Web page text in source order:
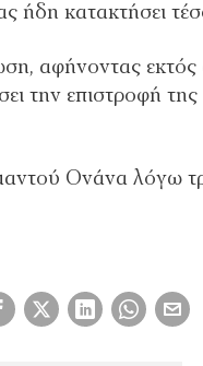
ήδη κατακτήσει
αφήνοντας
την επιστροφή
Ονάνα λόγω